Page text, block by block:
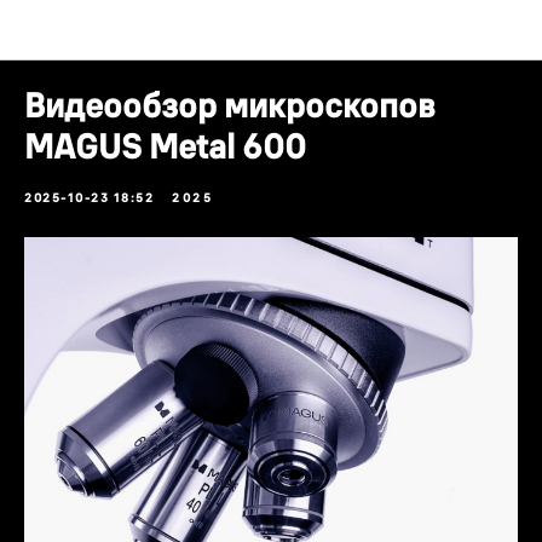
Видеообзор микроскопов
MAGUS Metal 600
2025-10-23 18:52 2025